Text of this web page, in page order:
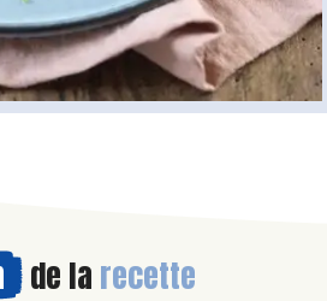
de la recette